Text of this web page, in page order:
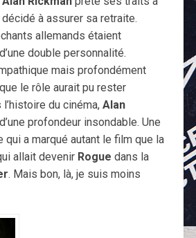
à assurer sa retraite.
allemands étaient
double personnalité.
mais profondément
le rôle aurait pu rester
du cinéma, Alan
profondeur insondable. Une
qui a marqué autant le film que la
allait devenir Rogue dans la
. Mais bon, là, je suis moins